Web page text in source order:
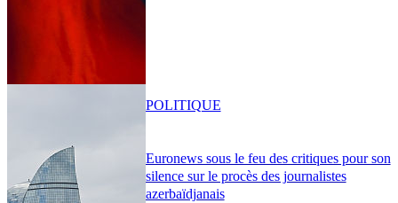
Euronews sous le feu des critiques pour son
silence sur le procès des journalistes
azerbaïdjanais
POLITIQUE